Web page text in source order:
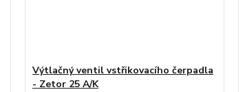
Výtlačný ventil vstřikovacího čerpadla
- Zetor 25 A/K